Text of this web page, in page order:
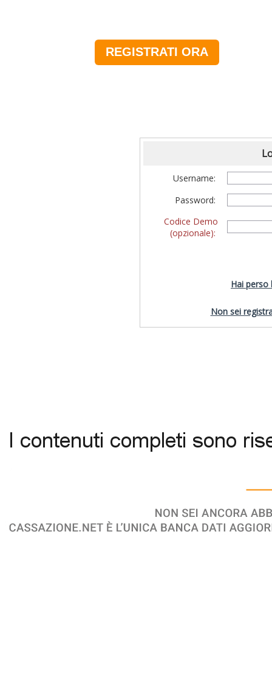
REGISTRATI ORA
Username:
Password:
Codice Demo
(opzionale):
Hai perso
Non sei